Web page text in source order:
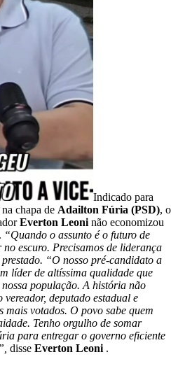
Indicado para
chapa de Adailton Fúria (PSD), o
Everton Leoni não economizou
“Quando o assunto é o futuro de
escuro. Precisamos de liderança
“O nosso pré-candidato a
líder de altíssima qualidade que
população. A história não
deputado estadual e
votados. O povo sabe quem
Tenho orgulho de somar
para entregar o governo eficiente
disseEverton Leoni .